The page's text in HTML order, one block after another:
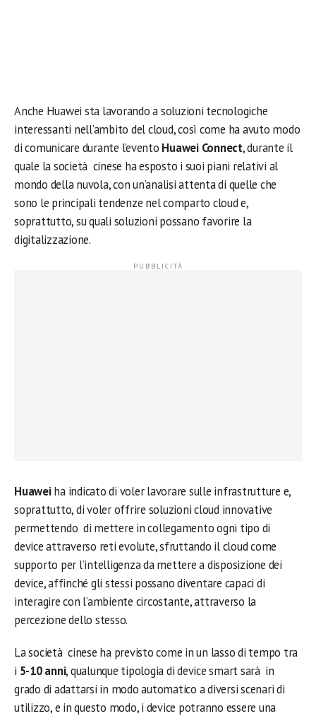
Anche Huawei sta lavorando a soluzioni tecnologiche
interessanti nell’ambito del cloud, così come ha avuto modo
di comunicare durante l’evento Huawei Connect, durante il
quale la società cinese ha esposto i suoi piani relativi al
mondo della nuvola, con un’analisi attenta di quelle che
sono le principali tendenze nel comparto cloud e,
soprattutto, su quali soluzioni possano favorire la
digitalizzazione.
Huaweiha indicato di voler lavorare sulle infrastrutture e,
soprattutto, di voler offrire soluzioni cloud innovative
permettendo di mettere in collegamento ogni tipo di
device attraverso reti evolute, sfruttando il cloud come
supporto per l’intelligenza da mettere a disposizione dei
device, affinché gli stessi possano diventare capaci di
interagire con l’ambiente circostante, attraverso la
percezione dello stesso.
La società cinese ha previsto come in un lasso di tempo tra
i 5-10 anni, qualunque tipologia di device smart sarà in
grado di adattarsi in modo automatico a diversi scenari di
utilizzo, e in questo modo, i device potranno essere una